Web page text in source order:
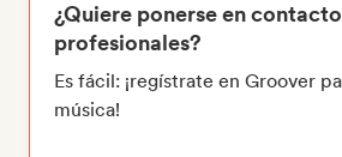
¿Quiere ponerse en
profesionales?
Es fácil: ¡regístrate en Groover
música!